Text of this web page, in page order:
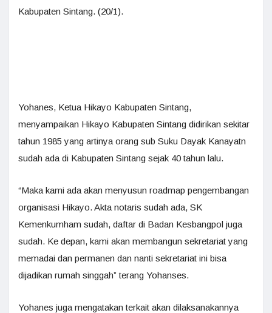
Kabupaten Sintang. (20/1).
Yohanes, Ketua Hikayo Kabupaten Sintang,
menyampaikan Hikayo Kabupaten Sintang didirikan sekitar
tahun 1985 yang artinya orang sub Suku Dayak Kanayatn
sudah ada di Kabupaten Sintang sejak 40 tahun lalu.
“Maka kami ada akan menyusun roadmap pengembangan
organisasi Hikayo. Akta notaris sudah ada, SK
Kemenkumham sudah, daftar di Badan Kesbangpol juga
sudah. Ke depan, kami akan membangun sekretariat yang
memadai dan permanen dan nanti sekretariat ini bisa
dijadikan rumah singgah” terang Yohanses.
Yohanes juga mengatakan terkait akan dilaksanakannya